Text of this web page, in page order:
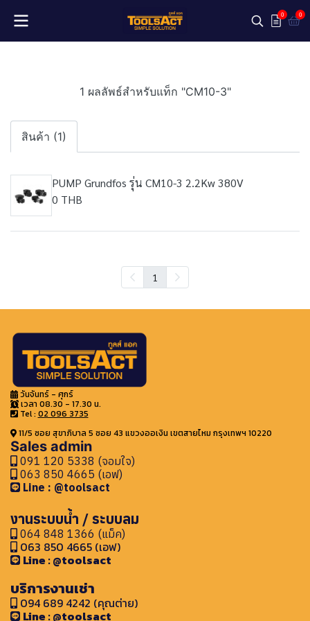
0 0
1 ผลลัพธ์สำหรับแท็ก "CM10-3"
สินค้า (1)
PUMP Grundfos รุ่น CM10-3 2.2Kw 380V
0 THB
1
วันจันทร์ - ศุกร์
เวลา 08.30 - 17.30 น.
Tel : 02 096 3735
11/5 ซอย สุขาภิบาล 5 ซอย 43 แขวงออเงิน เขตสายไหม กรุงเทพฯ 10220
Sales admin
091 120 5338 (จอมใจ)
063 850 4665 (เอฟ)
Line : @toolsact
งานระบบน้ำ / ระบบลม
064 848 1366 (แม็ค)
063 850 4665 (เอฟ)
Line : @toolsact
บริการงานเช่า
094 689 4242 (คุณต่าย)
Line : @toolsact